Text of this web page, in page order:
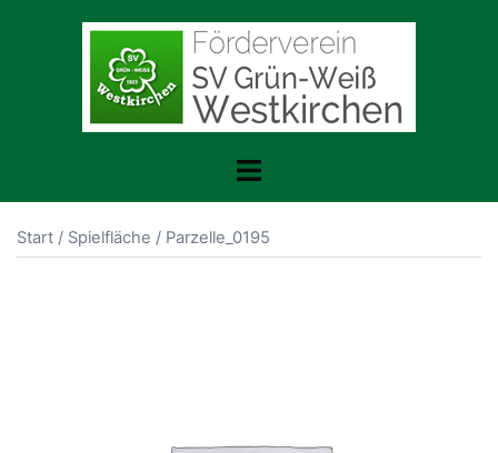
Menü
Start / Spielfläche / Parzelle_0195